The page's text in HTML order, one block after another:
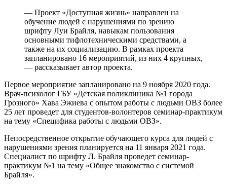
— Проект «Доступная жизнь» направлен на
обучение людей с нарушениями по зрению
шрифту Луи Брайля, навыкам пользования
основными тифлотехническими средствами, а
также на их социализацию. В рамках проекта
запланировано 16 мероприятий, из них 4 крупных,
— рассказывает автор проекта.
Первое мероприятие запланировано на 9 ноября 2020 года.
Врач-психолог ГБУ «Детская поликлиника №1 города
Грозного» Хава Эжиева с опытом работы с людьми ОВЗ более
25 лет проведет для студентов-волонтеров семинар-практикум
на тему «Специфика работы с людьми ОВЗ».
Непосредственное открытие обучающего курса для людей с
нарушениями зрения планируется на 11 января 2021 года.
Специалист по шрифту Л. Брайля проведет семинар-
практикум №1 на тему «Общее знакомство с системой
Брайля».